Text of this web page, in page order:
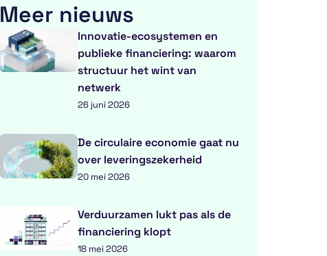
Meer nieuws
Innovatie-ecosystemen en
publieke financiering: waarom
structuur het wint van
netwerk
26 juni 2026
De circulaire economie gaat nu
over leveringszekerheid
20 mei 2026
Verduurzamen lukt pas als de
financiering klopt
18 mei 2026